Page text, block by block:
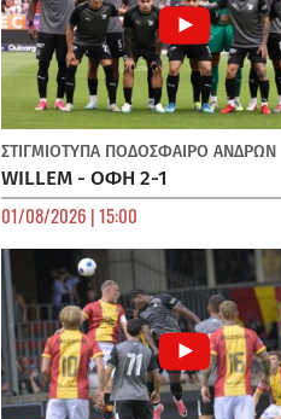
ΣΤΙΓΜΙΟΤΥΠΑ ΠΟΔΌΣΦΑΙΡΟ ΑΝΔΡΏΝ
WILLEM - ΟΦΗ 2-1
01/08/2026 | 15:00